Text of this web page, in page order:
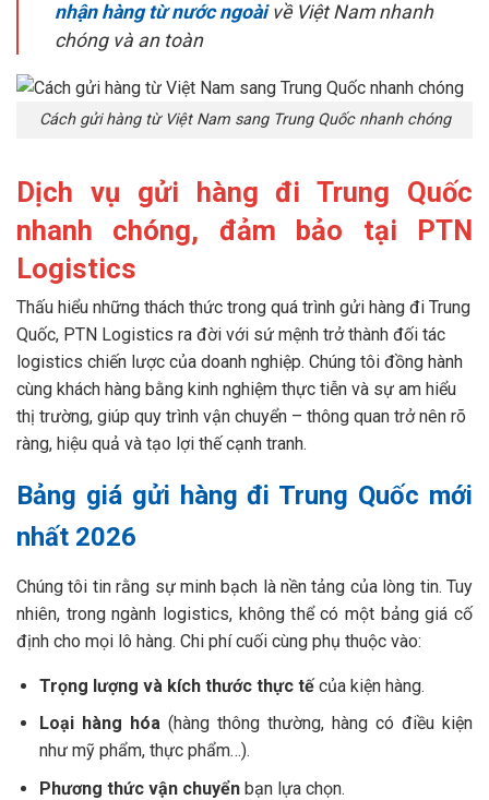
nhận hàng từ nước ngoàivề Việt Nam nhanh
chóng và an toàn
Cách gửi hàng từ Việt Nam sang Trung Quốc nhanh chóng
Dịch vụ gửi hàng đi Trung Quốc
nhanh chóng, đảm bảo tại PTN
Logistics
Thấu hiểu những thách thức trong quá trình gửi hàng đi Trung
Quốc, PTN Logistics ra đời với sứ mệnh trở thành đối tác
logistics chiến lược của doanh nghiệp. Chúng tôi đồng hành
cùng khách hàng bằng kinh nghiệm thực tiễn và sự am hiểu
thị trường, giúp quy trình vận chuyển – thông quan trở nên rõ
ràng, hiệu quả và tạo lợi thế cạnh tranh.
Bảng giá gửi hàng đi Trung Quốc mới
nhất 2026
Chúng tôi tin rằng sự minh bạch là nền tảng của lòng tin. Tuy
nhiên, trong ngành logistics, không thể có một bảng giá cố
định cho mọi lô hàng. Chi phí cuối cùng phụ thuộc vào:
Trọng lượng và kích thước thực tếcủa kiện hàng.
Loại hàng hóa(hàng thông thường, hàng có điều kiện
như mỹ phẩm, thực phẩm…).
Phương thức vận chuyểnbạn lựa chọn.